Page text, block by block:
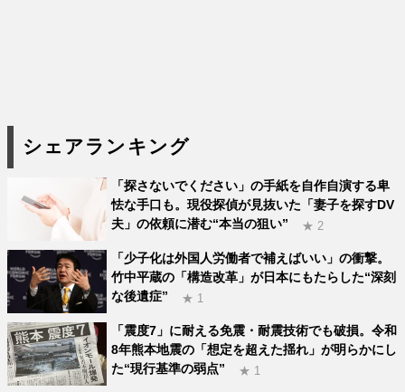
シェアランキング
「探さないでください」の手紙を自作自演する卑
怯な手口も。現役探偵が見抜いた「妻子を探すDV
夫」の依頼に潜む“本当の狙い”
★ 2
「少子化は外国人労働者で補えばいい」の衝撃。
竹中平蔵の「構造改革」が日本にもたらした“深刻
な後遺症”
★ 1
「震度7」に耐える免震・耐震技術でも破損。令和
8年熊本地震の「想定を超えた揺れ」が明らかにし
た“現行基準の弱点”
★ 1